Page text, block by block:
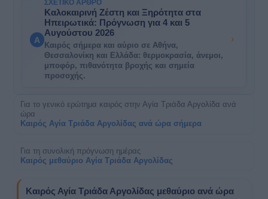
A
ΣΧΕΤΙΚΌ ΆΡΘΡΟ
Καλοκαιρινή Ζέστη και Ξηρότητα στα
Ηπειρωτικά: Πρόγνωση για 4 και 5
Αυγούστου 2026
Καιρός σήμερα και αύριο σε Αθήνα,
Θεσσαλονίκη και Ελλάδα: θερμοκρασία, άνεμοι,
μποφόρ, πιθανότητα βροχής και σημεία
προσοχής.
Για το γενικό ερώτημα καιρός στην Αγία Τριάδα Αργολίδα ανά
ώρα
Καιρός Αγία Τριάδα Αργολίδας ανά ώρα σήμερα
Για τη συνολική πρόγνωση ημέρας
Καιρός μεθαύριο Αγία Τριάδα Αργολίδας
Καιρός Αγία Τριάδα Αργολίδας μεθαύριο ανά ώρα